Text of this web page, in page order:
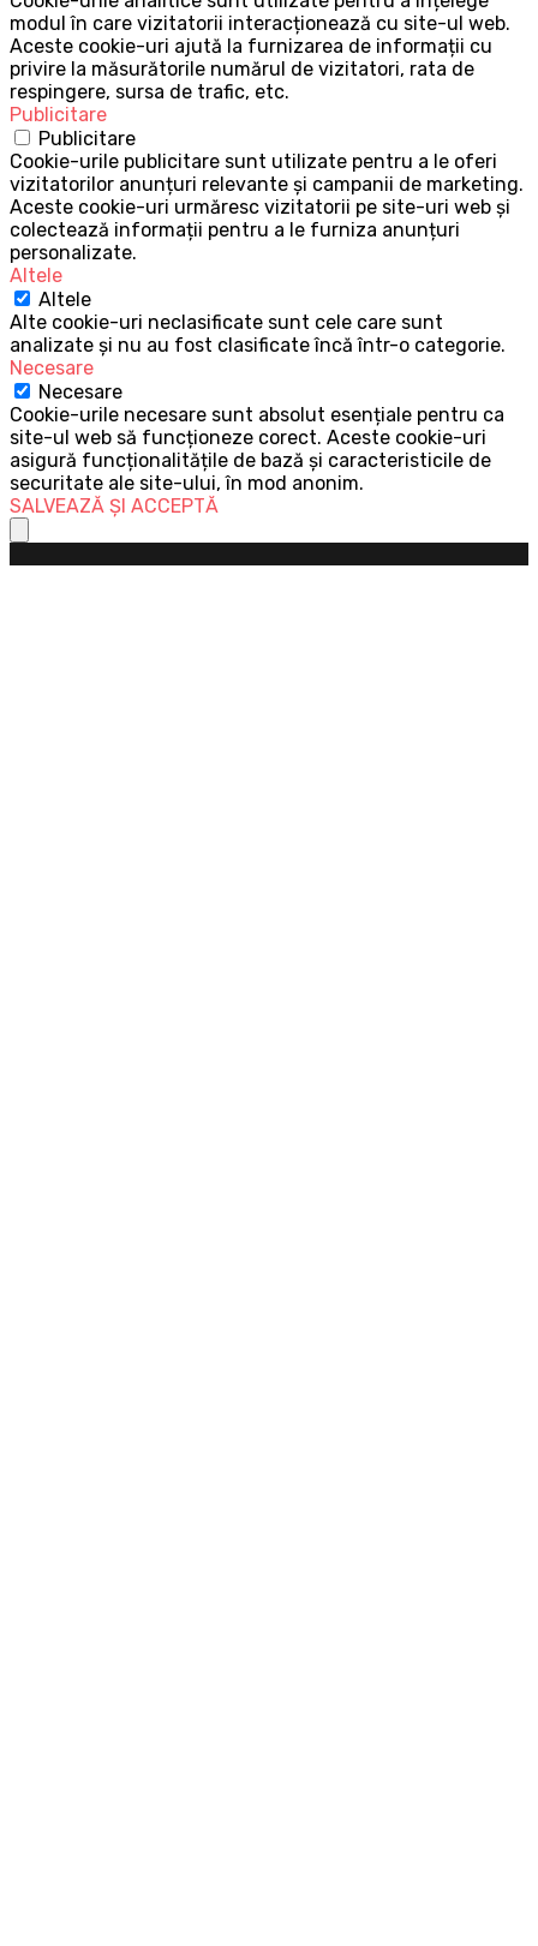
modul în care vizitatorii interacționează cu site-ul web.
Aceste cookie-uri ajută la furnizarea de informații cu
privire la măsurătorile numărul de vizitatori, rata de
respingere, sursa de trafic, etc.
Publicitare
Publicitare
Cookie-urile publicitare sunt utilizate pentru a le oferi
vizitatorilor anunțuri relevante și campanii de marketing.
Aceste cookie-uri urmăresc vizitatorii pe site-uri web și
colectează informații pentru a le furniza anunțuri
personalizate.
Altele
Altele
Alte cookie-uri neclasificate sunt cele care sunt
analizate și nu au fost clasificate încă într-o categorie.
Necesare
Necesare
Cookie-urile necesare sunt absolut esențiale pentru ca
site-ul web să funcționeze corect. Aceste cookie-uri
asigură funcționalitățile de bază și caracteristicile de
securitate ale site-ului, în mod anonim.
SALVEAZĂ ȘI ACCEPTĂ